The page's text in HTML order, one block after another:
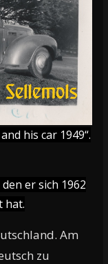
his car 1949“.
er sich 1962
hat.
Am
zu